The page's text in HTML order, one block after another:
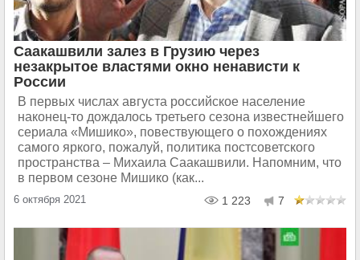
Саакашвили залез в Грузию через
незакрытое властями окно ненависти к
России
В первых числах августа российское население
наконец-то дождалось третьего сезона известнейшего
сериала «Мишико», повествующего о похождениях
самого яркого, пожалуй, политика постсоветского
пространства – Михаила Саакашвили. Напомним, что
в первом сезоне Мишико (как...
6 октября 2021 1 223 7